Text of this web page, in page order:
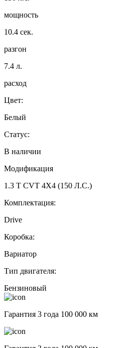
мощность
10.4 сек.
разгон
7.4 л.
расход
Цвет:
Белый
Статус:
В наличии
Модификация
1.3 T CVT 4X4 (150 Л.С.)
Комплектация:
Drive
Коробка:
Вариатор
Тип двигателя:
Бензиновый
Гарантия 3 года 100 000 км